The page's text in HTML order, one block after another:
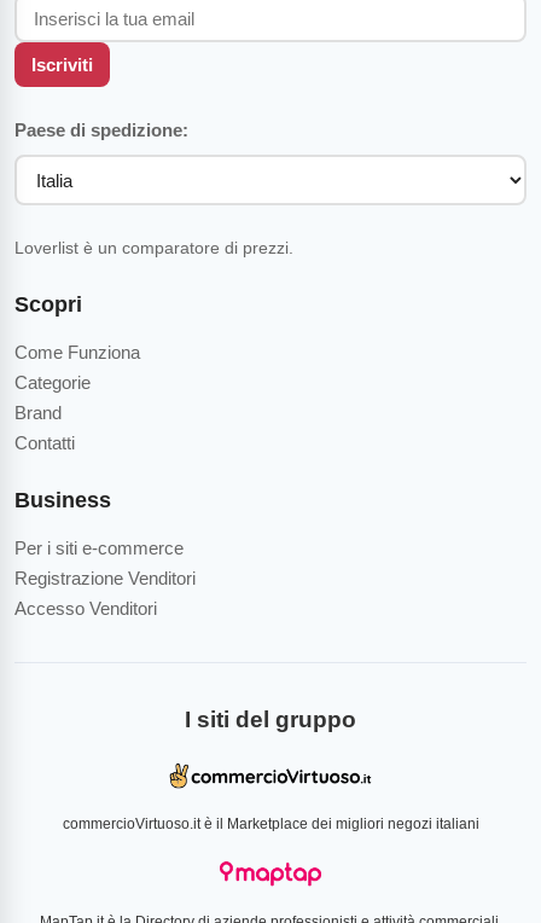
Scopri
Come Funziona
Categorie
Brand
Contatti
Business
Per i siti e-commerce
Registrazione Venditori
Accesso Venditori
Iscriviti
Paese di spedizione:
Loverlist è un comparatore di prezzi.
I siti del gruppo
commercioVirtuoso.it è il Marketplace dei migliori negozi italiani